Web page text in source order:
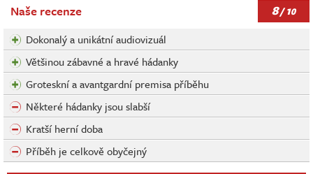
Naše recenze 8/ 10
Dokonalý a unikátní audiovizuál
Většinou zábavné a hravé hádanky
Groteskní a avantgardní premisa příběhu
Některé hádanky jsou slabší
Kratší herní doba
Příběh je celkově obyčejný